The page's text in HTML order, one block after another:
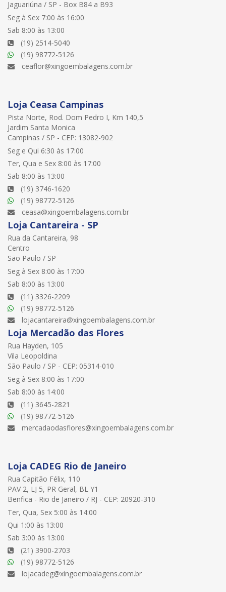
Jaguariúna / SP - Box B84 a B93
Seg à Sex 7:00 às 16:00
Sab 8:00 às 13:00
(19) 2514-5040
(19) 98772-5126
ceaflor@xingoembalagens.com.br
Loja Ceasa Campinas
Pista Norte, Rod. Dom Pedro I, Km 140,5
Jardim Santa Monica
Campinas / SP - CEP: 13082-902
Seg e Qui 6:30 às 17:00
Ter, Qua e Sex 8:00 às 17:00
Sab 8:00 às 13:00
(19) 3746-1620
(19) 98772-5126
ceasa@xingoembalagens.com.br
Loja Cantareira - SP
Rua da Cantareira, 98
Centro
São Paulo / SP
Seg à Sex 8:00 às 17:00
Sab 8:00 às 13:00
(11) 3326-2209
(19) 98772-5126
lojacantareira@xingoembalagens.com.br
Loja Mercadão das Flores
Rua Hayden, 105
Vila Leopoldina
São Paulo / SP - CEP: 05314-010
Seg à Sex 8:00 às 17:00
Sab 8:00 às 14:00
(11) 3645-2821
(19) 98772-5126
mercadaodasflores@xingoembalagens.com.br
Loja CADEG Rio de Janeiro
Rua Capitão Félix, 110
PAV 2, LJ 5, PR Geral, BL Y1
Benfica - Rio de Janeiro / RJ - CEP: 20920-310
Ter, Qua, Sex 5:00 às 14:00
Qui 1:00 às 13:00
Sab 3:00 às 13:00
(21) 3900-2703
(19) 98772-5126
lojacadeg@xingoembalagens.com.br